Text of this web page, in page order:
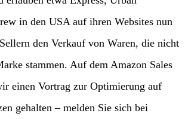
in den USA auf ihren Websites nun
den Verkauf von Waren, die nicht
stammen. Auf dem Amazon Sales
einen Vortrag zur Optimierung auf
gehalten – melden Sie sich bei